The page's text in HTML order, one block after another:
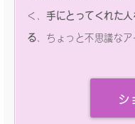
く、 手にとってくれた
る 、ちょっと不思議な
シ